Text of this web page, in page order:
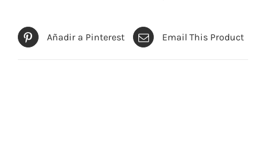
Añadir a Pinterest Email This Product